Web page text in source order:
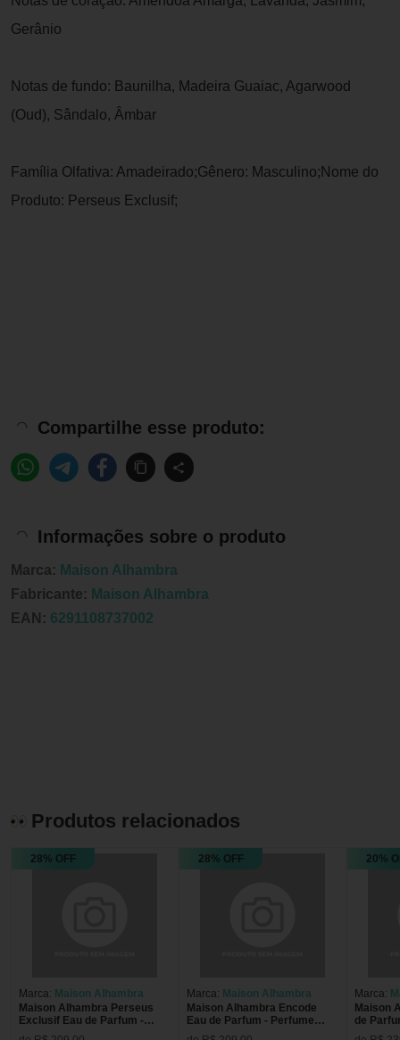
Gerânio
Notas de fundo: Baunilha, Madeira Guaiac, Agarwood
(Oud), Sândalo, Âmbar
Família Olfativa: Amadeirado;Gênero: Masculino;Nome do
Produto: Perseus Exclusif;
Compartilhe esse produto:
Informações sobre o produto
Marca: Maison Alhambra
Fabricante: Maison Alhambra
EAN: 6291108737002
Produtos relacionados
28% OFF
Marca: Maison Alhambra
Maison Alhambra Perseus
Exclusif Eau de Parfum -
Perfume Masculino 100ml
28% OFF
Marca: Maison Alhambra
Maison Alhambra Encode
Eau de Parfum - Perfume
Masculino 100ml
20%
Marca:
Maison
de Parfum -